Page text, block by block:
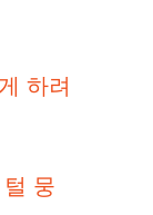
하려
뭉